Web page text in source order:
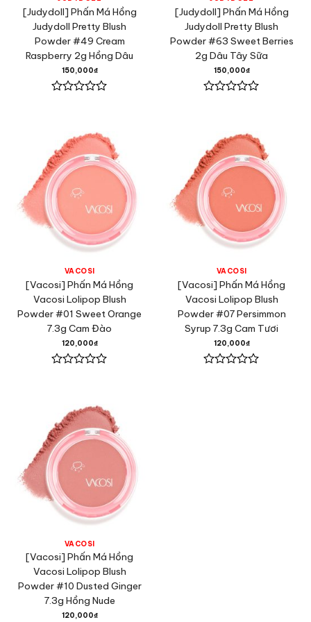
[Judydoll] Phấn Má Hồng
Judydoll Pretty Blush
Powder #49 Cream
Raspberry 2g Hồng Dâu
150,000₫
5
sao
[Judydoll] Phấn Má Hồng
Judydoll Pretty Blush
Powder #63 Sweet Berries
2g Dâu Tây Sữa
150,000₫
5
sao
VACOSI
[Vacosi] Phấn Má Hồng
Vacosi Lolipop Blush
Powder #01 Sweet Orange
7.3g Cam Đào
120,000₫
sao
VACOSI
[Vacosi] Phấn Má Hồng
Vacosi Lolipop Blush
Powder #07 Persimmon
Syrup 7.3g Cam Tươi
120,000₫
VACOSI
[Vacosi] Phấn Má Hồng
Vacosi Lolipop Blush
Powder #10 Dusted Ginger
7.3g Hồng Nude
120,000₫